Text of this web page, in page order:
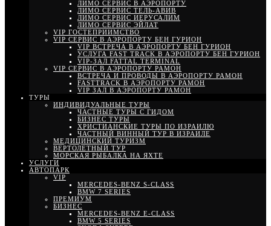
ЛИМО СЕРВИС В АЭРОПОРТУ
ЛИМО СЕРВИС ТЕЛЬ-АВИВ
ЛИМО СЕРВИС ИЕРУСАЛИМ
ЛИМО СЕРВИС ЭЙЛАТ
VIP ГОСТЕПРИИМСТВО
VIP СЕРВИС В АЭРОПОРТУ БЕН ГУРИОН
VIP ВСТРЕЧА В АЭРОПОРТУ БЕН ГУРИОН
УСЛУГА FAST TRACK В АЭРОПОРТУ БЕН ГУРИОН
VIP-ЗАЛ FATTAL TERMINAL
VIP СЕРВИС В АЭРОПОРТУ РАМОН
ВСТРЕЧА И ПРОВОДЫ В АЭРОПОРТУ РАМОН
FASTTRACK В АЭРОПОРТУ РАМОН
VIP ЗАЛ В АЭРОПОРТУ РАМОН
ТУРЫ
ИНДИВИДУАЛЬНЫЕ ТУРЫ
ЧАСТНЫЕ ТУРЫ С ГИДОМ
БИЗНЕС ТУРЫ
ХРИСТИАНСКИЕ ТУРЫ ПО ИЗРАИЛЮ
ЧАСТНЫЙ ВИННЫЙ ТУР В ИЗРАИЛЕ
МЕДИЦИНСКИЙ ТУРИЗМ
ВЕРТОЛЕТНЫЙ ТУР
МОРСКАЯ РЫБАЛКА НА ЯХТЕ
УСЛУГИ
АВТОПАРК
VIP
MERCEDES-BENZ S-CLASS
BMW 7 SERIES
ПРЕМИУМ
БИЗНЕС
MERCEDES-BENZ E-CLASS
BMW 5 SERIES